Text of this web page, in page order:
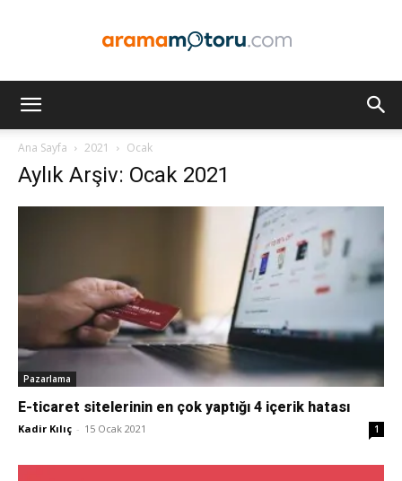
Optimizasyonu
ve
Ana Sayfa 2021 Ocak
Aylık Arşiv: Ocak 2021
Pazarlama
E-ticaret sitelerinin en çok yaptığı 4 içerik hatası
Kadir Kılıç - 15 Ocak 2021 1